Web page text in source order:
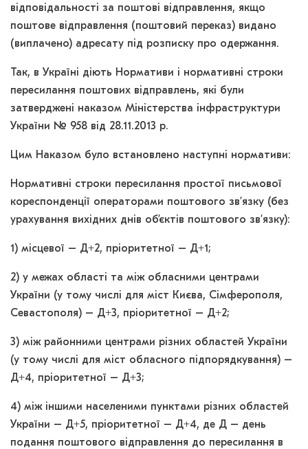
відповідальності за поштові відправлення, якщо
поштове відправлення (поштовий переказ) видано
(виплачено) адресату під розписку про одержання.
Так, в Україні діють Нормативи і нормативні строки
пересилання поштових відправлень, які були
затверджені наказом Міністерства інфраструктури
України № 958 від 28.11.2013 р.
Цим Наказом було встановлено наступні нормативи:
Нормативні строки пересилання простої письмової
кореспонденції операторами поштового зв’язку (без
урахування вихідних днів об’єктів поштового зв’язку):
1) місцевої – Д+2, пріоритетної – Д+1;
2) у межах області та між обласними центрами
України (у тому числі для міст Києва, Сімферополя,
Севастополя) – Д+3, пріоритетної – Д+2;
3) між районними центрами різних областей України
(у тому числі для міст обласного підпорядкування) –
Д+4, пріоритетної – Д+3;
4) між іншими населеними пунктами різних областей
України – Д+5, пріоритетної – Д+4, де Д – день
подання поштового відправлення до пересилання в